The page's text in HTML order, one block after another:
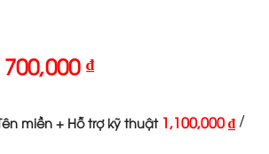
700,000₫
miền + Hỗ trợ kỹ thuật 1,100,000 ₫ /